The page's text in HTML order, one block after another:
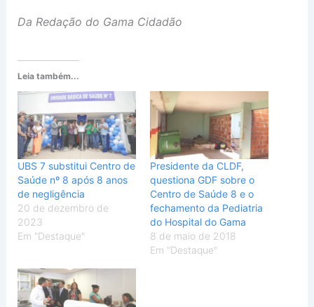
Da Redação do Gama Cidadão
Leia também...
UBS 7 substitui Centro de
Saúde nº 8 após 8 anos
de negligência
20 de dezembro de
2023
Em "Destaque"
Presidente da CLDF,
questiona GDF sobre o
Centro de Saúde 8 e o
fechamento da Pediatria
do Hospital do Gama
8 de maio de 2018
Em "Destaque"